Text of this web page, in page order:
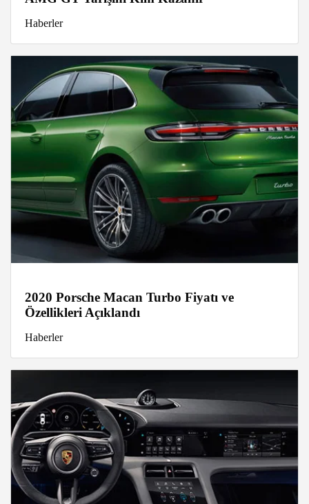
Haberler
2020 Porsche Macan Turbo Fiyatı ve
Özellikleri Açıklandı
Haberler